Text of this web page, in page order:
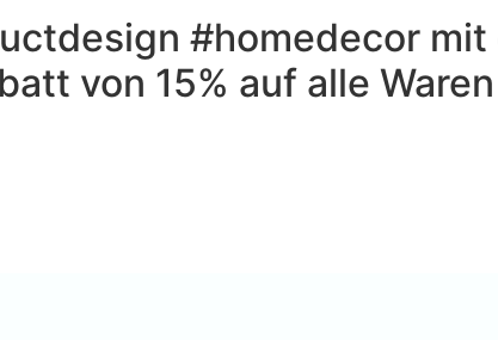
#homedecor
von 15% auf alle